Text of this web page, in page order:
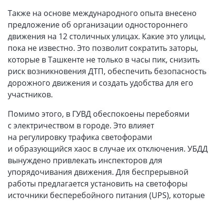
Также на основе международного опыта внесено
предложение об организации одностороннего
движения на 12 столичных улицах. Какие это улицы,
пока не известно. Это позволит сократить заторы,
которые в Ташкенте не только в часы пик, снизить
риск возникновения ДТП, обеспечить безопасность
дорожного движения и создать удобства для его
участников.
Помимо этого, в ГУВД обеспокоены перебоями
с электричеством в городе. Это влияет
на регулировку трафика светофорами
и образующийся хаос в случае их отключения. УБДД
вынуждено привлекать инспекторов для
упорядочивания движения. Для беспрерывной
работы предлагается установить на светофоры
источники бесперебойного питания (UPS), которые